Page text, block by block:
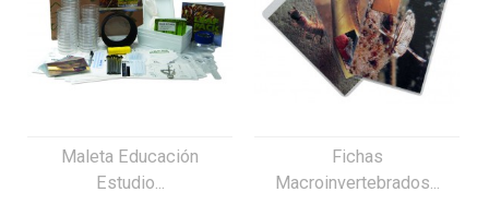
Maleta Educación
Estudio...
Fichas
Macroinvertebrados...